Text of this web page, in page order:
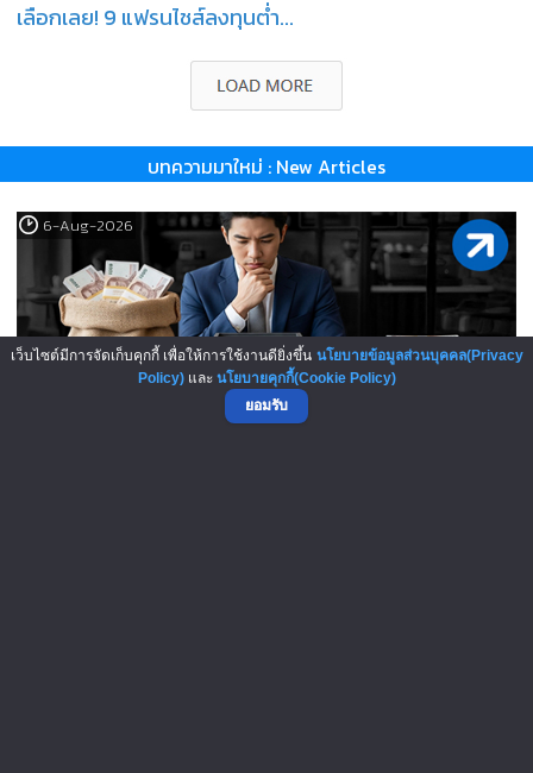
เลือกเลย! 9 แฟรนไชส์ลงทุนต่ำ...
บทความมาใหม่ : New Articles
6-Aug-2026
เว็บไซต์มีการจัดเก็บคุกกี้ เพื่อให้การใช้งานดียิ่งขึ้น นโยบายข้อมูลส่วนบุคคล(Privacy
Policy)และ นโยบายคุกกี้(Cookie Policy)
ยอมรับ